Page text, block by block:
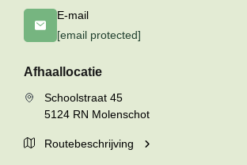
E-mail
[email protected]
Afhaallocatie
Schoolstraat 45
5124 RN Molenschot
Routebeschrijving